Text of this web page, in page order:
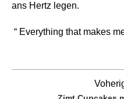
ans Hertz legen.
“ Everything that makes